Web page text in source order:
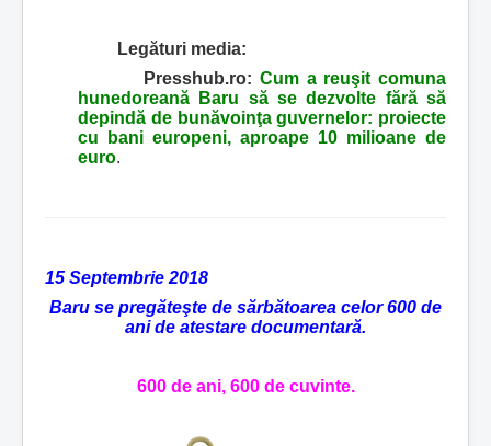
Legături media:
Presshub.ro: Cum a reuşit comuna
hunedoreană Baru să se dezvolte fără să
depindă de bunăvoinţa guvernelor: proiecte
cu bani europeni, aproape 10 milioane de
euro.
15 Septembrie 2018
Baru se pregăteşte de sărbătoarea celor 600 de
ani de atestare documentară.
600 de ani, 600 de cuvinte.